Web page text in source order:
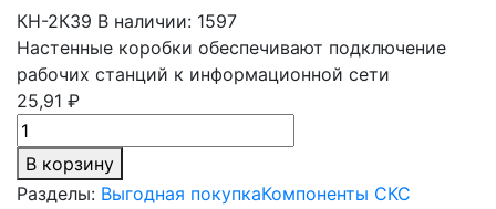
КН-2К39 В наличии: 1597
Настенные коробки обеспечивают подключение
рабочих станций к информационной сети
25,91 ₽
В корзину
Разделы: Выгодная покупкаКомпоненты СКС